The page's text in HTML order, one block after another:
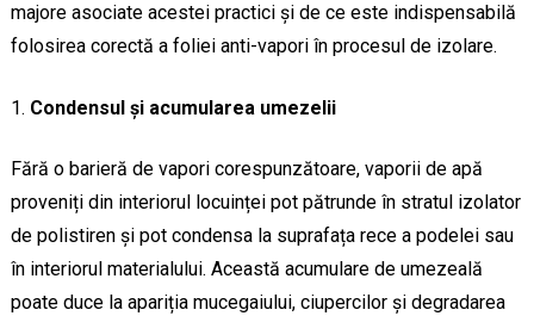
majore asociate acestei practici și de ce este indispensabilă
folosirea corectă a foliei anti-vapori în procesul de izolare.
Condensul și acumularea umezelii
Fără o barieră de vapori corespunzătoare, vaporii de apă
proveniți din interiorul locuinței pot pătrunde în stratul izolator
de polistiren și pot condensa la suprafața rece a podelei sau
în interiorul materialului. Această acumulare de umezeală
poate duce la apariția mucegaiului, ciupercilor și degradarea